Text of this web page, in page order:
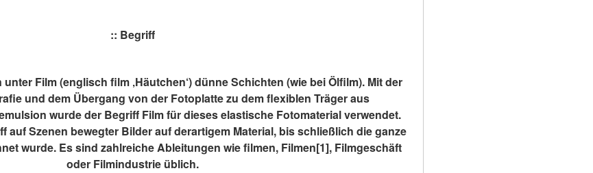
:: Begriff
Film (englisch film ‚Häutchen‘) dünne Schichten (wie bei Ölfilm). Mit der
und dem Übergang von der Fotoplatte zu dem flexiblen Träger aus
wurde der Begriff Film für dieses elastische Fotomaterial verwendet.
auf Szenen bewegter Bilder auf derartigem Material, bis schließlich die ganze
wurde. Es sind zahlreiche Ableitungen wie filmen, Filmen[1], Filmgeschäft
oder Filmindustrie üblich.